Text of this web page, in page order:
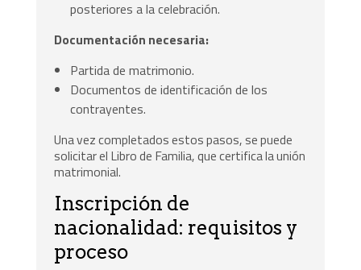
posteriores a la celebración.
Documentación necesaria:
Partida de matrimonio.
Documentos de identificación de los
contrayentes.
Una vez completados estos pasos, se puede
solicitar el Libro de Familia, que certifica la unión
matrimonial.
Inscripción de
nacionalidad: requisitos y
proceso